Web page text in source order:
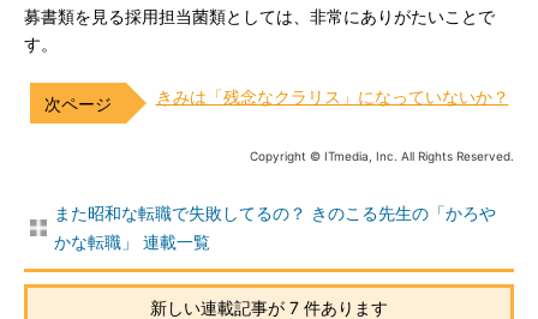
募書類を見る採用担当菌類としては、非常にありがたいことで
す。
きみは「残念なクラリス」になっていないか？
Copyright © ITmedia, Inc. All Rights Reserved.
また昭和な転職で失敗してるの？ きのこる先生の「かろや
かな転職」 連載一覧
新しい連載記事が 7 件あります